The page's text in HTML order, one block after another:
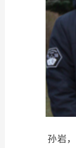
孙岩，